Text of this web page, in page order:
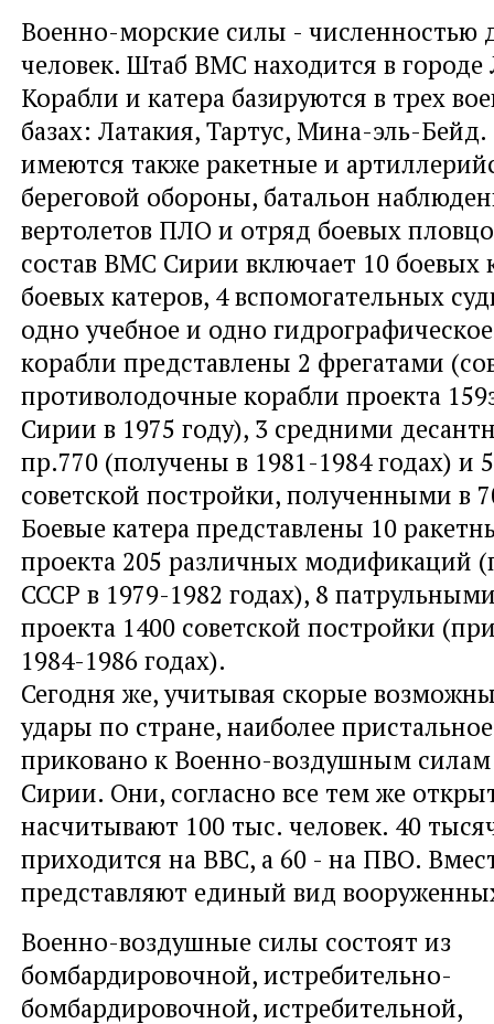
Военно-морские силы - численностью
человек. Штаб ВМС находится в городе
Корабли и катера базируются в трех
базах: Латакия, Тартус, Мина-эль-
имеются также ракетные и
береговой обороны, батальон
вертолетов ПЛО и отряд боевых
состав ВМС Сирии включает 10 боевых
боевых катеров, 4 вспомогательных
одно учебное и одно
корабли представлены 2 фрегатами
противолодочные корабли проекта
Сирии в 1975 году), 3 средними
пр.770 (получены в 1981-1984 годах) и
советской постройки, полученными в
Боевые катера представлены 10
проекта 205 различных модификаций
СССР в 1979-1982 годах), 8
проекта 1400 советской постройки
1984-1986 годах).
Сегодня же, учитывая скорые
удары по стране, наиболее
приковано к Военно-воздушным
Сирии. Они, согласно все тем же
насчитывают 100 тыс. человек. 40
приходится на ВВС, а 60 - на ПВО.
представляют единый вид
Военно-воздушные силы состоят из
бомбардировочной, истребительно-
бомбардировочной, истребительной,